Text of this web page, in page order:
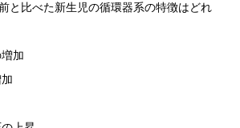
比べた新生児の循環器系の特徴はどれ
加